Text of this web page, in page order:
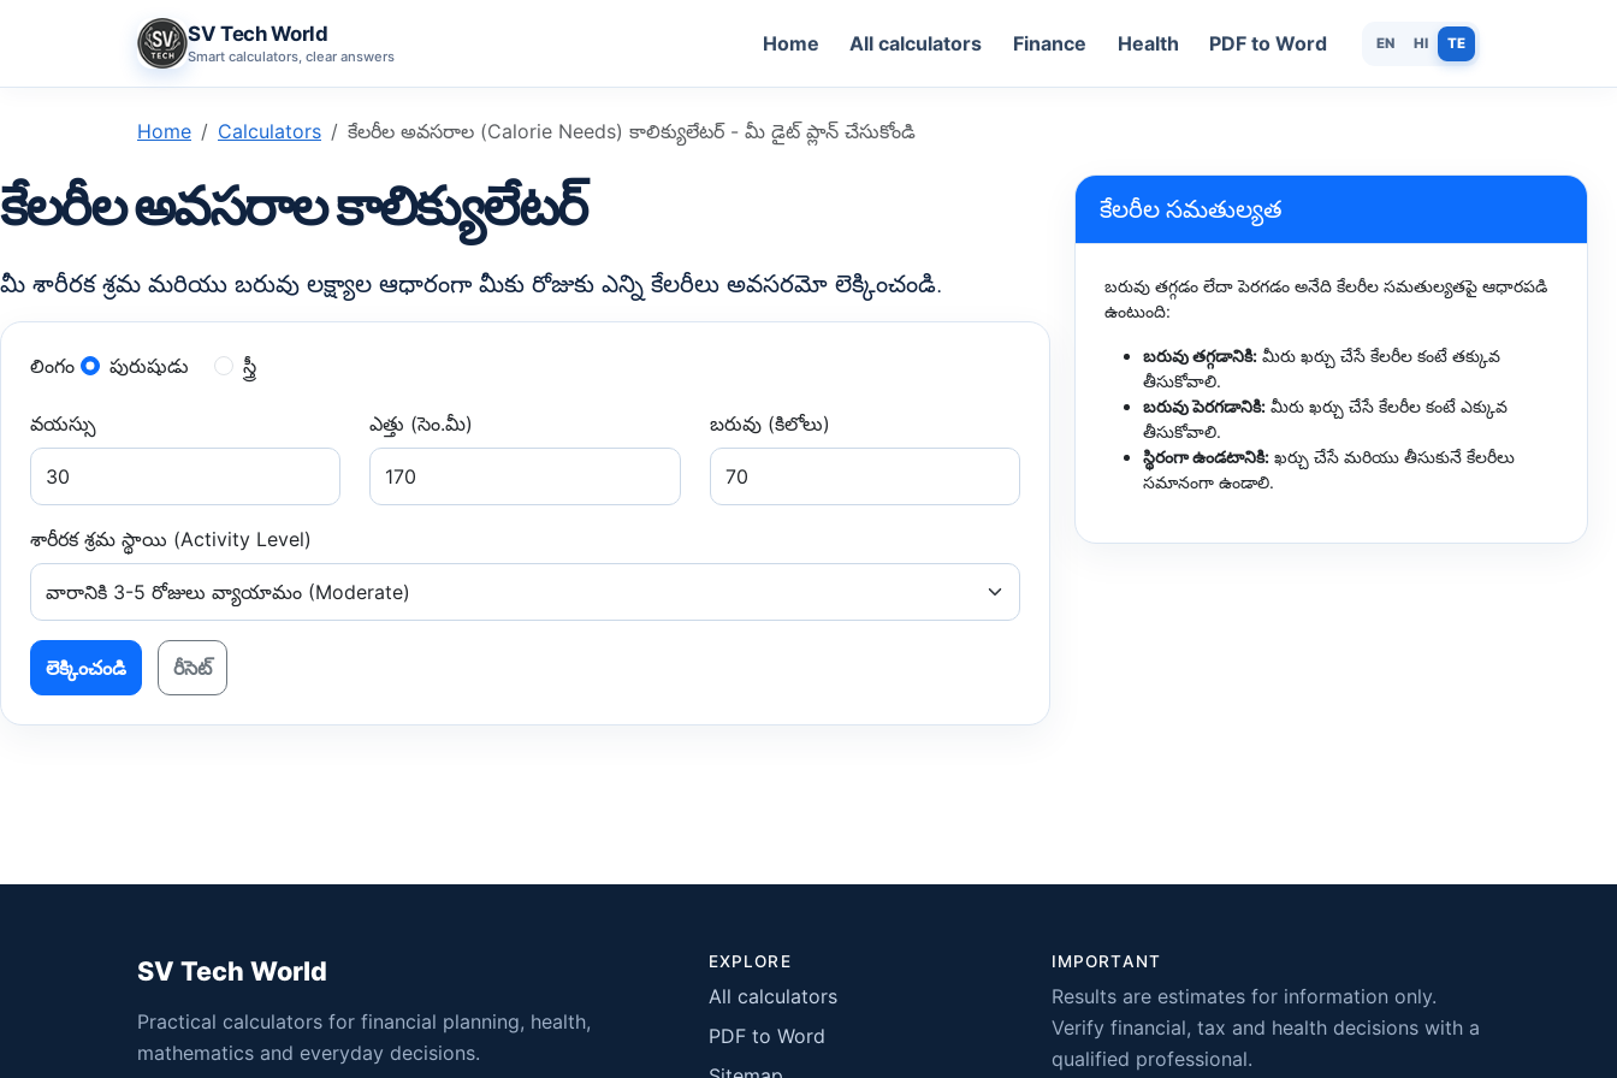
SV Tech World
Smart calculators, clear answers
EN HI TE
Home All calculators Finance Health PDF to Word
Home Calculators కేలరీల అవసరాల (Calorie Needs) కాలిక్యులేటర్ - మీ డైట్ ప్లాన్ చేసుకోండి
కేలరీల అవసరాల కాలిక్యులేటర్
మీ శారీరక శ్రమ మరియు బరువు లక్ష్యాల ఆధారంగా మీకు రోజుకు ఎన్ని కేలరీలు అవసరమో లెక్కించండి.
లింగం పురుషుడు స్త్రీ
వయస్సు ఎత్తు (సెం.మీ) బరువు (కిలోలు)
శారీరక శ్రమ స్థాయి (Activity Level)
లెక్కించండి రీసెట్
కేలరీల సమతుల్యత
బరువు తగ్గడం లేదా పెరగడం అనేది కేలరీల సమతుల్యతపై ఆధారపడి
ఉంటుంది:
బరువు తగ్గడానికి: మీరు ఖర్చు చేసే కేలరీల కంటే తక్కువ
తీసుకోవాలి.
బరువు పెరగడానికి: మీరు ఖర్చు చేసే కేలరీల కంటే ఎక్కువ
తీసుకోవాలి.
స్థిరంగా ఉండటానికి: ఖర్చు చేసే మరియు తీసుకునే కేలరీలు
సమానంగా ఉండాలి.
SV Tech World
Practical calculators for financial planning, health,
mathematics and everyday decisions.
EXPLORE
All calculators
PDF to Word
IMPORTANT
Results are estimates for information only.
Verify financial, tax and health decisions with a
qualified professional.